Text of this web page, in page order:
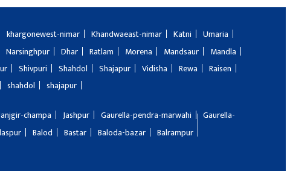
khargonewest-nimar Khandwaeast-nimar Katni
Umaria
Narsinghpur Dhar Ratlam Morena Mandsaur
Mandla
Shivpuri Shahdol Shajapur Vidisha Rewa
Raisen
shahdol shajapur
champa Jashpur Gaurella-pendra-marwahi
Gaurella-
Balod Bastar Baloda-bazar
Balrampur